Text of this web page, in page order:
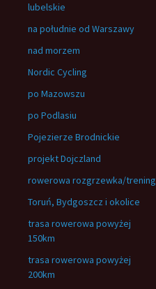
lubelskie
na południe od Warszawy
nad morzem
Nordic Cycling
po Mazowszu
po Podlasiu
Pojezierze Brodnickie
projekt Dojczland
rowerowa rozgrzewka/trening
Toruń, Bydgoszcz i okolice
trasa rowerowa powyżej
150km
trasa rowerowa powyżej
200km